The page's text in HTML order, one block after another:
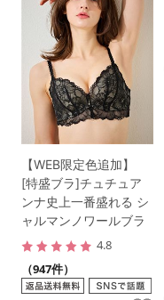
【WEB限定色追加】
[特盛ブラ]チュチュア
ンナ史上一番盛れる シ
ャルマンノワールブラ
4.8
（947件）